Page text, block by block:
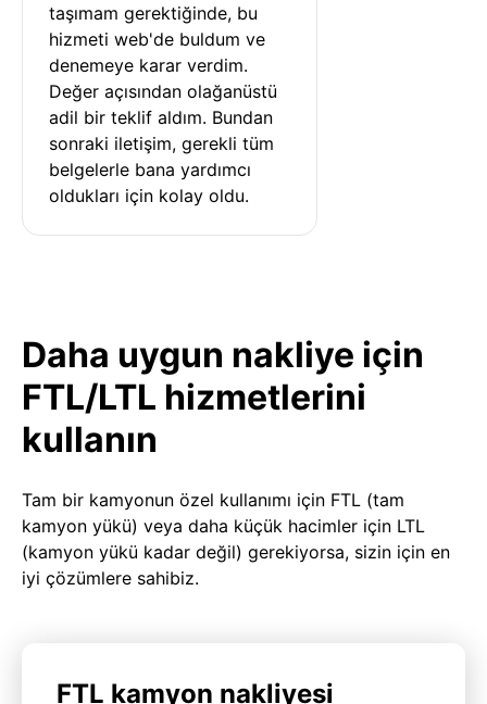
taşımam gerektiğinde, bu
hizmeti web'de buldum ve
denemeye karar verdim.
Değer açısından olağanüstü
adil bir teklif aldım. Bundan
sonraki iletişim, gerekli tüm
belgelerle bana yardımcı
oldukları için kolay oldu.
Daha uygun nakliye için
FTL/LTL hizmetlerini
kullanın
Tam bir kamyonun özel kullanımı için FTL (tam
kamyon yükü) veya daha küçük hacimler için LTL
(kamyon yükü kadar değil) gerekiyorsa, sizin için en
iyi çözümlere sahibiz.
FTL kamyon nakliyesi